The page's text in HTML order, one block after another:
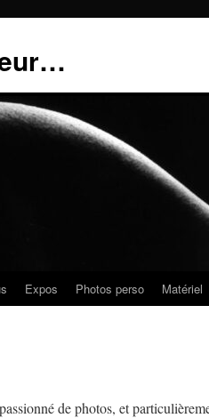
Expos Photos perso Matériel
de photos, et